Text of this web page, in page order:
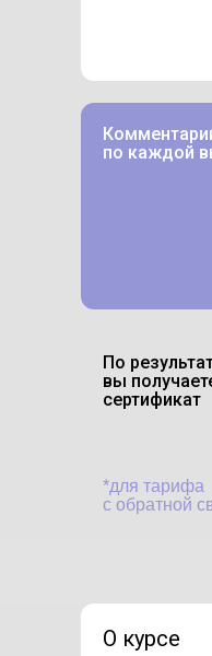
По
вы
сертификат
*для тарифа
с обратной
по каждой
О курсе